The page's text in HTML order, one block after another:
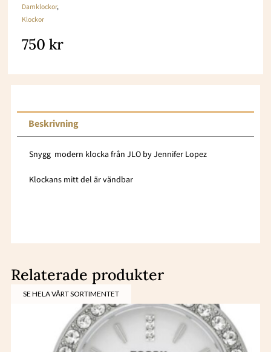
Damklockor,
Klockor
750kr
Beskrivning
Snygg modern klocka från JLO by Jennifer Lopez
Klockans mitt del är vändbar
Relaterade produkter
SE HELA VÅRT SORTIMENTET